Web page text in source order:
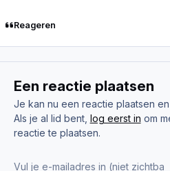
Reageren
Een reactie plaatsen
Je kan nu een reactie plaatsen
Als je al lid bent, log eerst in om
reactie te plaatsen.